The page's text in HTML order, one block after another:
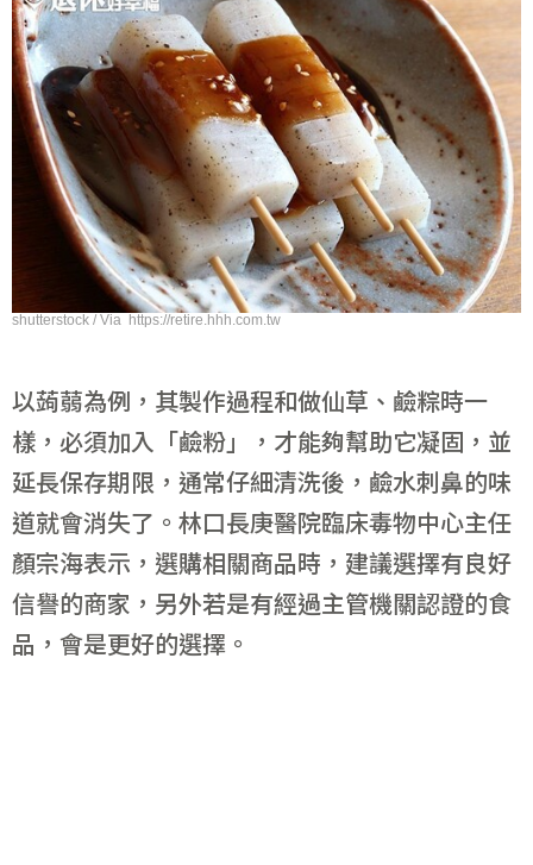
shutterstock / Via https://retire.hhh.com.tw
以蒟蒻為例，其製作過程和做仙草、鹼粽時一
樣，必須加入「鹼粉」，才能夠幫助它凝固，並
延長保存期限，通常仔細清洗後，鹼水刺鼻的味
道就會消失了。林口長庚醫院臨床毒物中心主任
顏宗海表示，選購相關商品時，建議選擇有良好
信譽的商家，另外若是有經過主管機關認證的食
品，會是更好的選擇。